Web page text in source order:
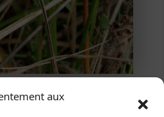
aux
Alain Livory)